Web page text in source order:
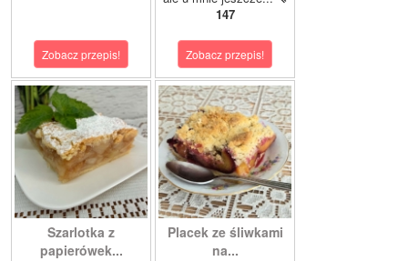
Zobacz przepis!
147
Zobacz przepis!
Szarlotka z
papierówek...
Placek ze śliwkami
na...